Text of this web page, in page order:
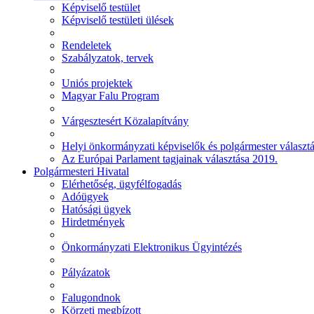
Képviselő testület
Képviselő testületi ülések
Rendeletek
Szabályzatok, tervek
Uniós projektek
Magyar Falu Program
Várgesztesért Közalapítvány
Helyi önkormányzati képviselők és polgármester
Az Európai Parlament tagjainak választása 2019.
Polgármesteri Hivatal
Elérhetőség, ügyfélfogadás
Adóügyek
Hatósági ügyek
Hirdetmények
Önkormányzati Elektronikus Ügyintézés
Pályázatok
Falugondnok
Körzeti megbízott